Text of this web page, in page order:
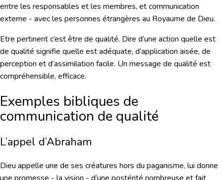
entre les responsables et les membres, et communication
externe - avec les personnes étrangères au Royaume de Dieu.
Etre pertinent c’est être de qualité. Dire d’une action quelle est
de qualité signifie quelle est adéquate, d’application aisée, de
perception et d’assimilation facile. Un message de qualité est
compréhensible, efficace.
Exemples bibliques de
communication de qualité
L’appel d’Abraham
Dieu appelle une de ses créatures hors du paganisme, lui donne